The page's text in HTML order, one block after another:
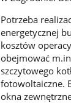
Potrzeba
energetycznej
kosztów
obejmować
szczytowego
fotowoltaiczne.
okna